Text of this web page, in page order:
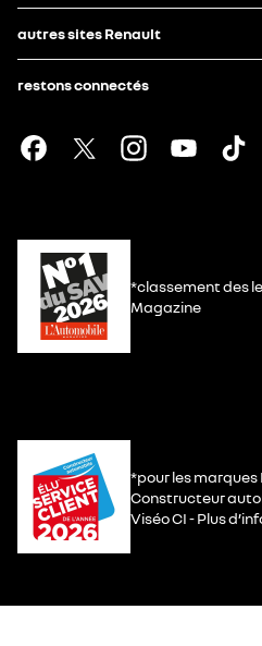
autres sites Renault
restons connectés
*classement des
Magazine
*pour les
Constructeur
Viséo CI - Plus